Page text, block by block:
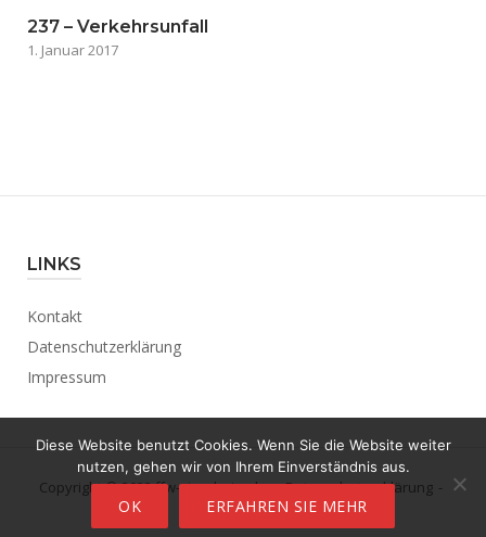
237 – Verkehrsunfall
1. Januar 2017
LINKS
Kontakt
Datenschutzerklärung
Impressum
Copyright © 2023 ffw-viernheim.de.
Datenschutzerklärung
Theme byPuro
Diese Website benutzt Cookies. Wenn Sie die Website weiter
nutzen, gehen wir von Ihrem Einverständnis aus.
OK ERFAHREN SIE MEHR